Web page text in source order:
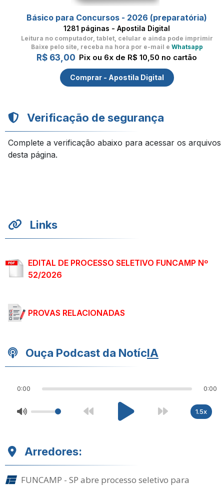
Básico para Concursos - 2026 (preparatória)
1281 páginas - Apostila Digital
Leitura no computador, tablet, celular e ainda pode imprimir
Baixe pelo site, receba na hora por e-mail e Whatsapp
R$ 63,00 Pix ou 6x de R$ 10,50 no cartão
Comprar - Apostila Digital
Verificação de segurança
Complete a verificação abaixo para acessar os arquivos
desta página.
Links
EDITAL DE PROCESSO SELETIVO FUNCAMP Nº
52/2026
PROVAS RELACIONADAS
Ouça Podcast da NotícIA
0:00 0:00
1.5x
Arredores:
FUNCAMP - SP abre processo seletivo para